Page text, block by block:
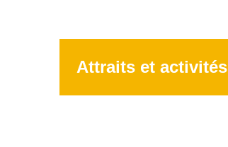
Attraits et activités